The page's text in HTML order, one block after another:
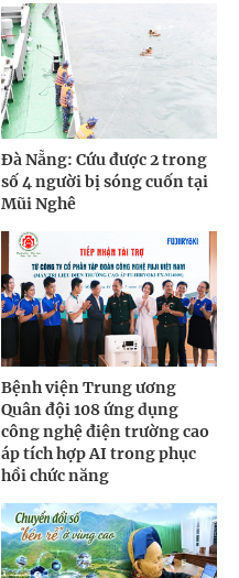
Đà Nẵng: Cứu được 2 trong
số 4 người bị sóng cuốn tại
Mũi Nghê
Bệnh viện Trung ương
Quân đội 108 ứng dụng
công nghệ điện trường cao
áp tích hợp AI trong phục
hồi chức năng